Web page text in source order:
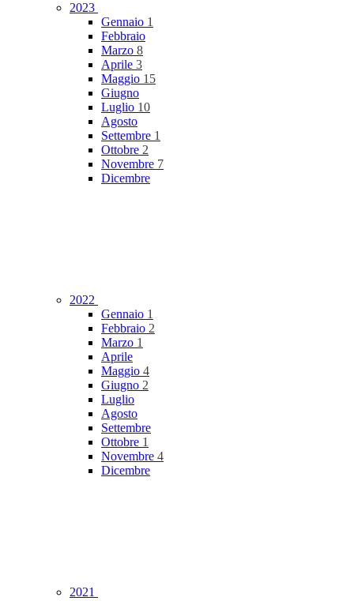
2023
Gennaio 1
Febbraio
Marzo 8
Aprile 3
Maggio 15
Giugno
Luglio 10
Agosto
Settembre 1
Ottobre 2
Novembre 7
Dicembre
2022
Gennaio 1
Febbraio 2
Marzo 1
Aprile
Maggio 4
Giugno 2
Luglio
Agosto
Settembre
Ottobre 1
Novembre 4
Dicembre
2021